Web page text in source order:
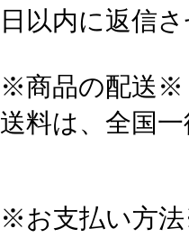
日以内に返信
※商品の配送※
送料は、全国
※お支払い方